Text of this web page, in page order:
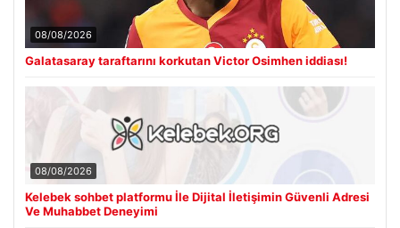
08/08/2026
Galatasaray taraftarını korkutan Victor Osimhen iddiası!
08/08/2026
Kelebek sohbet platformu İle Dijital İletişimin Güvenli Adresi
Ve Muhabbet Deneyimi